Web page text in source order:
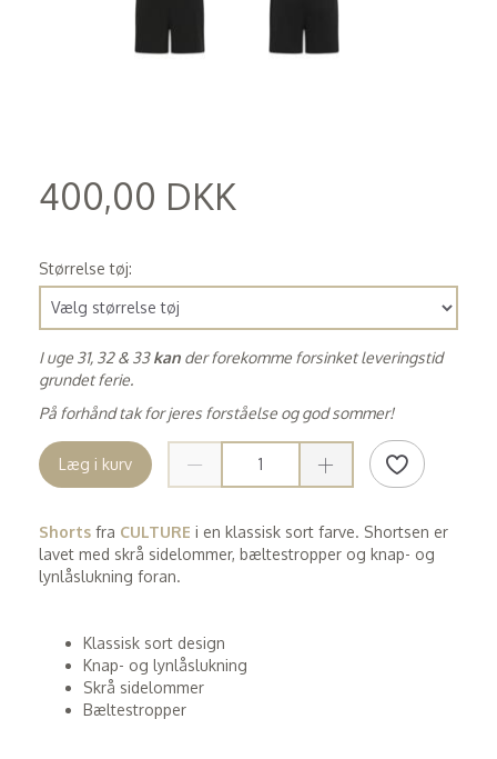
400,00 DKK
Størrelse tøj:
I uge 31, 32 & 33kan der forekomme forsinket leveringstid
grundet ferie.
På forhånd tak for jeres forståelse og god sommer!
Læg i kurv
Shorts fra CULTURE i en klassisk sort farve. Shortsen er
lavet med skrå sidelommer, bæltestropper og knap- og
lynlåslukning foran.
Klassisk sort design
Knap- og lynlåslukning
Skrå sidelommer
Bæltestropper